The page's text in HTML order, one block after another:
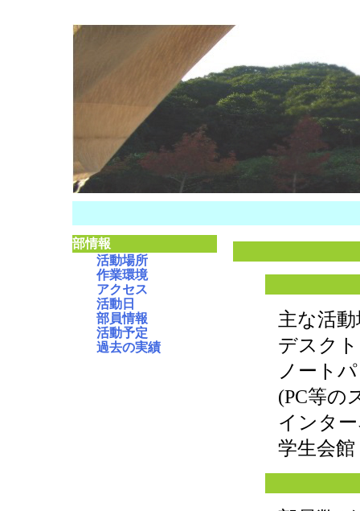
部情報
活動場所
作業環境
アクセス
活動日
部員情報
活動予定
過去の実績
主な活
デスク
ノート
(PC等の
インタ
学生会